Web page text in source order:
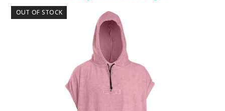
OUT OF STOCK